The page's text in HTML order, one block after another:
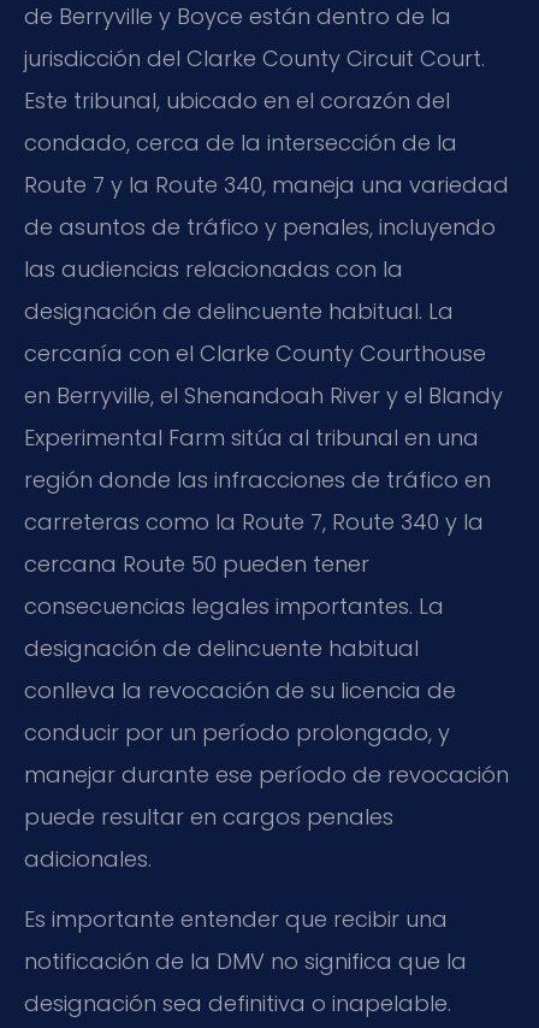
de Berryville y Boyce están dentro de la
jurisdicción del Clarke County Circuit Court.
Este tribunal, ubicado en el corazón del
condado, cerca de la intersección de la
Route 7 y la Route 340, maneja una variedad
de asuntos de tráfico y penales, incluyendo
las audiencias relacionadas con la
designación de delincuente habitual. La
cercanía con el Clarke County Courthouse
en Berryville, el Shenandoah River y el Blandy
Experimental Farm sitúa al tribunal en una
región donde las infracciones de tráfico en
carreteras como la Route 7, Route 340 y la
cercana Route 50 pueden tener
consecuencias legales importantes. La
designación de delincuente habitual
conlleva la revocación de su licencia de
conducir por un período prolongado, y
manejar durante ese período de revocación
puede resultar en cargos penales
adicionales.
Es importante entender que recibir una
notificación de la DMV no significa que la
designación sea definitiva o inapelable.